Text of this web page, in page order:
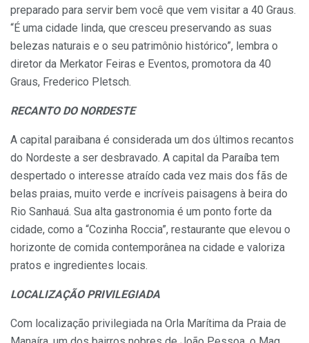
preparado para servir bem você que vem visitar a 40 Graus.
“É uma cidade linda, que cresceu preservando as suas
belezas naturais e o seu patrimônio histórico”, lembra o
diretor da Merkator Feiras e Eventos, promotora da 40
Graus, Frederico Pletsch.
RECANTO DO NORDESTE
A capital paraibana é considerada um dos últimos recantos
do Nordeste a ser desbravado. A capital da Paraíba tem
despertado o interesse atraído cada vez mais dos fãs de
belas praias, muito verde e incríveis paisagens à beira do
Rio Sanhauá. Sua alta gastronomia é um ponto forte da
cidade, como a “Cozinha Roccia”, restaurante que elevou o
horizonte de comida contemporânea na cidade e valoriza
pratos e ingredientes locais.
LOCALIZAÇÃO PRIVILEGIADA
Com localização privilegiada na Orla Marítima da Praia de